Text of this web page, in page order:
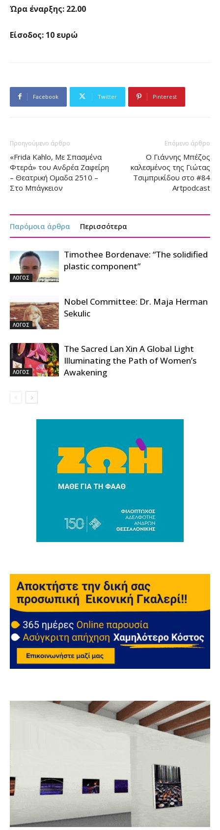
Ώρα έναρξης: 22.00
Είσοδος: 10 ευρώ
Facebook Twitter Pinterest
Προηγούμενο άρθρο
«Frida Kahlo, Mε Σπασμένα
Φτερά» του Ανδρέα Ζαφείρη
– Θεατρική Ομαδα 2510 –
Στο Μπάγκειον
Επόμενο άρθρο
Ο Γιάννης Μπέζος
καλεσμένος της Γιώτας
Τσιμπρικίδου στο #84
Artpodcast
Παρόμοια άρθρα Περισσότερα
ΛΟΓΟΣ
Timothee Bordenave: “The solidified
plastic component”
ΛΟΓΟΣ
Nobel Committee: Dr. Maja Herman
Sekulic
ΛΟΓΟΣ
The Sacred Lan Xin A Global Light
Illuminating the Path of Women’s
Awakening